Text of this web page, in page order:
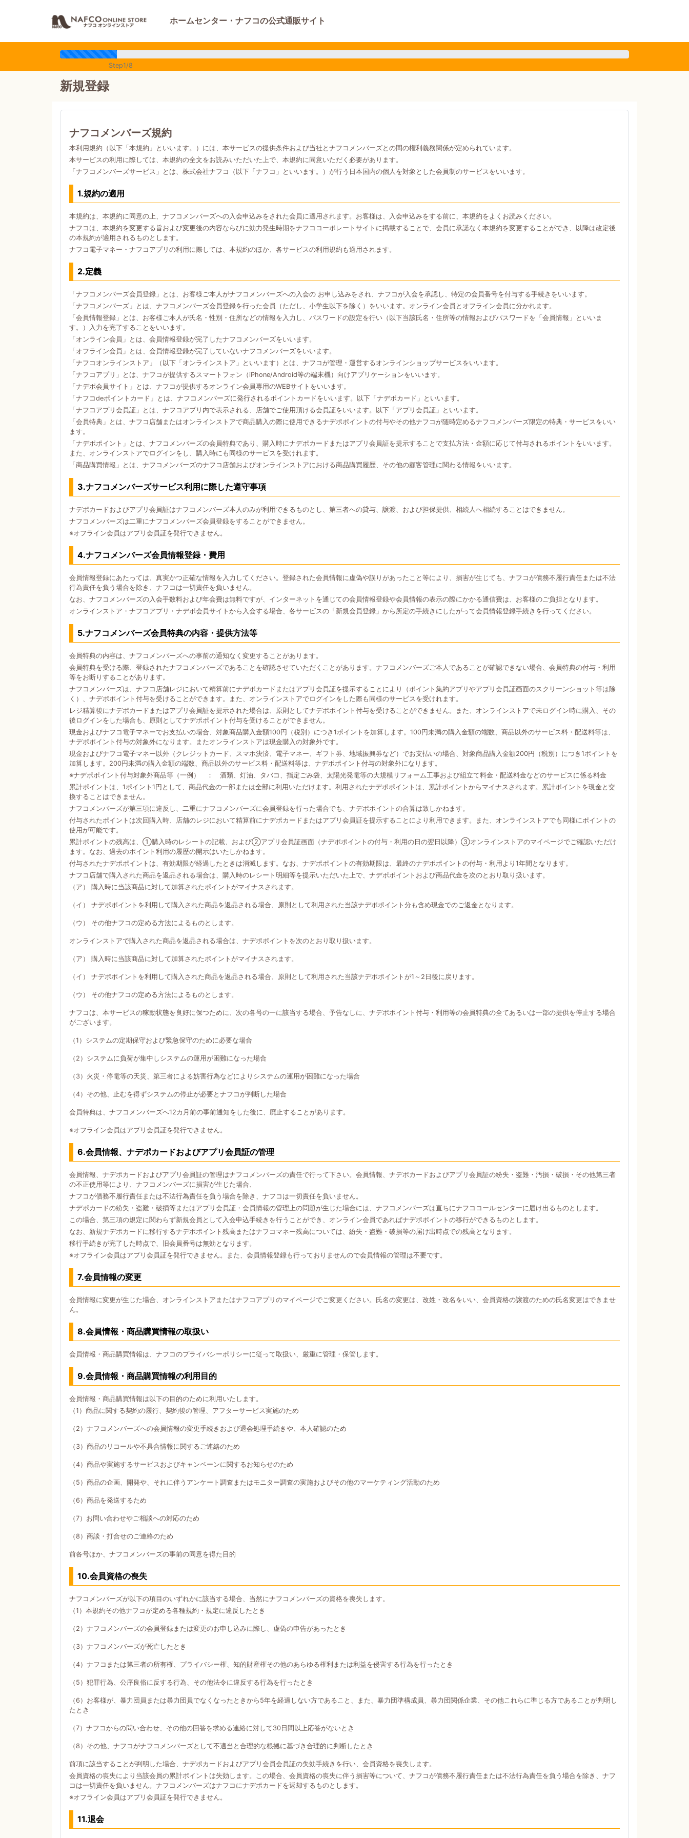
ホームセンター・ナフコの公式通販サイト
Step1/8
新規登録
ナフコメンバーズ規約
本利用規約（以下「本規約」といいます。）には、本サービスの提供条件および当社とナフコメンバーズとの間の権利義務関係が定められています。
本サービスの利用に際しては、本規約の全文をお読みいただいた上で、本規約に同意いただく必要があります。
「ナフコメンバーズサービス」とは、株式会社ナフコ（以下「ナフコ」といいます。）が行う日本国内の個人を対象とした会員制のサービスをいいます。
1.規約の適用
本規約は、本規約に同意の上、ナフコメンバーズへの入会申込みをされた会員に適用されます。お客様は、入会申込みをする前に、本規約をよくお読みください。
ナフコは、本規約を変更する旨および変更後の内容ならびに効力発生時期をナフココーポレートサイトに掲載することで、会員に承諾なく本規約を変更することができ、以降は改定後
の本規約が適用されるものとします。
ナフコ電子マネー・ナフコアプリの利用に際しては、本規約のほか、各サービスの利用規約も適用されます。
2.定義
「ナフコメンバーズ会員登録」とは、お客様ご本人がナフコメンバーズへの入会の お申し込みをされ、ナフコが入会を承認し、特定の会員番号を付与する手続きをいいます。
「ナフコメンバーズ」とは、ナフコメンバーズ会員登録を行った会員（ただし、小学生以下を除く）をいいます。オンライン会員とオフライン会員に分かれます。
「会員情報登録」とは、お客様ご本人が氏名・性別・住所などの情報を入力し、パスワードの設定を行い（以下当該氏名・住所等の情報およびパスワードを「会員情報」といいま
す。）入力を完了することをいいます。
「オンライン会員」とは、会員情報登録が完了したナフコメンバーズをいいます。
「オフライン会員」とは、会員情報登録が完了していないナフコメンバーズをいいます。
「ナフコオンラインストア」（以下「オンラインストア」といいます）とは、ナフコが管理・運営するオンラインショップサービスをいいます。
「ナフコアプリ」とは、ナフコが提供するスマートフォン（iPhone/Android等の端末機）向けアプリケーションをいいます。
「ナデポ会員サイト」とは、ナフコが提供するオンライン会員専用のWEBサイトをいいます。
「ナフコdeポイントカード」とは、ナフコメンバーズに発行されるポイントカードをいいます。以下「ナデポカード」といいます。
「ナフコアプリ会員証」とは、ナフコアプリ内で表示される、店舗でご使用頂ける会員証をいいます。以下「アプリ会員証」といいます。
「会員特典」とは、ナフコ店舗またはオンラインストアで商品購入の際に使用できるナデポポイントの付与やその他ナフコが随時定めるナフコメンバーズ限定の特典・サービスをいい
ます。
「ナデポポイント」とは、ナフコメンバーズの会員特典であり、購入時にナデポカードまたはアプリ会員証を提示することで支払方法・金額に応じて付与されるポイントをいいます。
また、オンラインストアでログインをし、購入時にも同様のサービスを受けれます。
「商品購買情報」とは、ナフコメンバーズのナフコ店舗およびオンラインストアにおける商品購買履歴、その他の顧客管理に関わる情報をいいます。
3.ナフコメンバーズサービス利用に際した遵守事項
ナデポカードおよびアプリ会員証はナフコメンバーズ本人のみが利用できるものとし、第三者への貸与、譲渡、および担保提供、相続人へ相続することはできません。
ナフコメンバーズは二重にナフコメンバーズ会員登録をすることができません。
※オフライン会員はアプリ会員証を発行できません。
4.ナフコメンバーズ会員情報登録・費用
会員情報登録にあたっては、真実かつ正確な情報を入力してください。登録された会員情報に虚偽や誤りがあったこと等により、損害が生じても、ナフコが債務不履行責任または不法
行為責任を負う場合を除き、ナフコは一切責任を負いません。
なお、ナフコメンバーズの入会手数料および年会費は無料ですが、インターネットを通じての会員情報登録や会員情報の表示の際にかかる通信費は、お客様のご負担となります。
オンラインストア・ナフコアプリ・ナデポ会員サイトから入会する場合、各サービスの「新規会員登録」から所定の手続きにしたがって会員情報登録手続きを行ってください。
5.ナフコメンバーズ会員特典の内容・提供方法等
会員特典の内容は、ナフコメンバーズへの事前の通知なく変更することがあります。
会員特典を受ける際、登録されたナフコメンバーズであることを確認させていただくことがあります。ナフコメンバーズご本人であることが確認できない場合、会員特典の付与・利用
等をお断りすることがあります。
ナフコメンバーズは、ナフコ店舗レジにおいて精算前にナデポカードまたはアプリ会員証を提示することにより（ポイント集約アプリやアプリ会員証画面のスクリーンショット等は除
く）、ナデポポイント付与を受けることができます。また、オンラインストアでログインをした際も同様のサービスを受けれます。
レジ精算後にナデポカードまたはアプリ会員証を提示された場合は、原則としてナデポポイント付与を受けることができません。また、オンラインストアで未ログイン時に購入、その
後ログインをした場合も、原則としてナデポポイント付与を受けることができません。
現金およびナフコ電子マネーでお支払いの場合、対象商品購入金額100円（税別）につき1ポイントを加算します。100円未満の購入金額の端数、商品以外のサービス料・配送料等は、
ナデポポイント付与の対象外になります。またオンラインストアは現金購入の対象外です。
現金およびナフコ電子マネー以外（クレジットカード、スマホ決済、電子マネー、ギフト券、地域振興券など）でお支払いの場合、対象商品購入金額200円（税別）につき1ポイントを
加算します。200円未満の購入金額の端数、商品以外のサービス料・配送料等は、ナデポポイント付与の対象外になります。
※ナデポポイント付与対象外商品等（一例） ： 酒類、灯油、タバコ、指定ごみ袋、太陽光発電等の大規模リフォーム工事および組立て料金・配送料金などのサービスに係る料金
累計ポイントは、1ポイント1円として、商品代金の一部または全部に利用いただけます。利用されたナデポポイントは、累計ポイントからマイナスされます。累計ポイントを現金と交
換することはできません。
ナフコメンバーズが第三項に違反し、二重にナフコメンバーズに会員登録を行った場合でも、ナデポポイントの合算は致しかねます。
付与されたポイントは次回購入時、店舗のレジにおいて精算前にナデポカードまたはアプリ会員証を提示することにより利用できます。また、オンラインストアでも同様にポイントの
使用が可能です。
累計ポイントの残高は、①購入時のレシートの記載、および②アプリ会員証画面（ナデポポイントの付与・利用の日の翌日以降）③オンラインストアのマイページでご確認いただけ
ます。なお、過去のポイント利用の履歴の開示はいたしかねます。
付与されたナデポポイントは、有効期限が経過したときは消滅します。なお、ナデポポイントの有効期限は、最終のナデポポイントの付与・利用より1年間となります。
ナフコ店舗で購入された商品を返品される場合は、購入時のレシート明細等を提示いただいた上で、ナデポポイントおよび商品代金を次のとおり取り扱います。
（ア） 購入時に当該商品に対して加算されたポイントがマイナスされます。
（イ） ナデポポイントを利用して購入された商品を返品される場合、原則として利用された当該ナデポポイント分も含め現金でのご返金となります。
（ウ） その他ナフコの定める方法によるものとします。
オンラインストアで購入された商品を返品される場合は、ナデポポイントを次のとおり取り扱います。
（ア） 購入時に当該商品に対して加算されたポイントがマイナスされます。
（イ） ナデポポイントを利用して購入された商品を返品される場合、原則として利用された当該ナデポポイントが1～2日後に戻ります。
（ウ） その他ナフコの定める方法によるものとします。
ナフコは、本サービスの稼動状態を良好に保つために、次の各号の一に該当する場合、予告なしに、ナデポポイント付与・利用等の会員特典の全てあるいは一部の提供を停止する場合
がございます。
（1）システムの定期保守および緊急保守のために必要な場合
（2）システムに負荷が集中しシステムの運用が困難になった場合
（3）火災・停電等の天災、第三者による妨害行為などによりシステムの運用が困難になった場合
（4）その他、止むを得ずシステムの停止が必要とナフコが判断した場合
会員特典は、ナフコメンバーズへ12カ月前の事前通知をした後に、廃止することがあります。
※オフライン会員はアプリ会員証を発行できません。
6.会員情報、ナデポカードおよびアプリ会員証の管理
会員情報、ナデポカードおよびアプリ会員証の管理はナフコメンバーズの責任で行って下さい。会員情報、ナデポカードおよびアプリ会員証の紛失・盗難・汚損・破損・その他第三者
の不正使用等により、ナフコメンバーズに損害が生じた場合、
ナフコが債務不履行責任または不法行為責任を負う場合を除き、ナフコは一切責任を負いません。
ナデポカードの紛失・盗難・破損等またはアプリ会員証・会員情報の管理上の問題が生じた場合には、ナフコメンバーズは直ちにナフココールセンターに届け出るものとします。
この場合、第三項の規定に関わらず新規会員として入会申込手続きを行うことができ、オンライン会員であればナデポポイントの移行ができるものとします。
なお、新規ナデポカードに移行するナデポポイント残高またはナフコマネー残高については、紛失・盗難・破損等の届け出時点での残高となります。
移行手続きが完了した時点で、旧会員番号は無効となります。
※オフライン会員はアプリ会員証を発行できません。また、会員情報登録も行っておりませんので会員情報の管理は不要です。
7.会員情報の変更
会員情報に変更が生じた場合、オンラインストアまたはナフコアプリのマイページでご変更ください。氏名の変更は、改姓・改名をいい、会員資格の譲渡のための氏名変更はできませ
ん。
8.会員情報・商品購買情報の取扱い
会員情報・商品購買情報は、ナフコのプライバシーポリシーに従って取扱い、厳重に管理・保管します。
9.会員情報・商品購買情報の利用目的
会員情報・商品購買情報は以下の目的のために利用いたします。
（1）商品に関する契約の履行、契約後の管理、アフターサービス実施のため
（2）ナフコメンバーズへの会員情報の変更手続きおよび退会処理手続きや、本人確認のため
（3）商品のリコールや不具合情報に関するご連絡のため
（4）商品や実施するサービスおよびキャンペーンに関するお知らせのため
（5）商品の企画、開発や、それに伴うアンケート調査またはモニター調査の実施およびその他のマーケティング活動のため
（6）商品を発送するため
（7）お問い合わせやご相談への対応のため
（8）商談・打合せのご連絡のため
前各号ほか、ナフコメンバーズの事前の同意を得た目的
10.会員資格の喪失
ナフコメンバーズが以下の項目のいずれかに該当する場合、当然にナフコメンバーズの資格を喪失します。
（1）本規約その他ナフコが定める各種規約・規定に違反したとき
（2）ナフコメンバーズの会員登録または変更のお申し込みに際し、虚偽の申告があったとき
（3）ナフコメンバーズが死亡したとき
（4）ナフコまたは第三者の所有権、プライバシー権、知的財産権その他のあらゆる権利または利益を侵害する行為を行ったとき
（5）犯罪行為、公序良俗に反する行為、その他法令に違反する行為を行ったとき
（6）お客様が、暴力団員または暴力団員でなくなったときから5年を経過しない方であること、また、暴力団準構成員、暴力団関係企業、その他これらに準じる方であることが判明し
たとき
（7）ナフコからの問い合わせ、その他の回答を求める連絡に対して30日間以上応答がないとき
（8）その他、ナフコがナフコメンバーズとして不適当と合理的な根拠に基づき合理的に判断したとき
前項に該当することが判明した場合、ナデポカードおよびアプリ会員会員証の失効手続きを行い、会員資格を喪失します。
会員資格の喪失により当該会員の累計ポイントは失効します。この場合、会員資格の喪失に伴う損害等について、ナフコが債務不履行責任または不法行為責任を負う場合を除き、ナフ
コは一切責任を負いません。ナフコメンバーズはナフコにナデポカードを返却するものとします。
※オフライン会員はアプリ会員証を発行できません。
11.退会